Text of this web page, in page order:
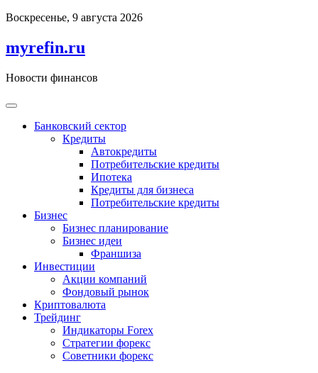
Перейти
содержимому
Воскресенье, 9 августа 2026
myrefin.ru
Новости финансов
Банковский сектор
Кредиты
Автокредиты
Потребительские кредиты
Ипотека
Кредиты для бизнеса
Потребительские кредиты
Бизнес
Бизнес планирование
Бизнес идеи
Франшиза
Инвестиции
Акции компаний
Фондовый рынок
Криптовалюта
Трейдинг
Индикаторы Forex
Стратегии форекс
Советники форекс